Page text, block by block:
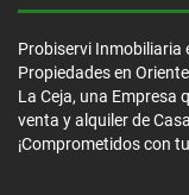
Probiservi Inmobiliaria
Propiedades en
La Ceja, una Empresa
venta y alquiler de
¡Comprometidos con